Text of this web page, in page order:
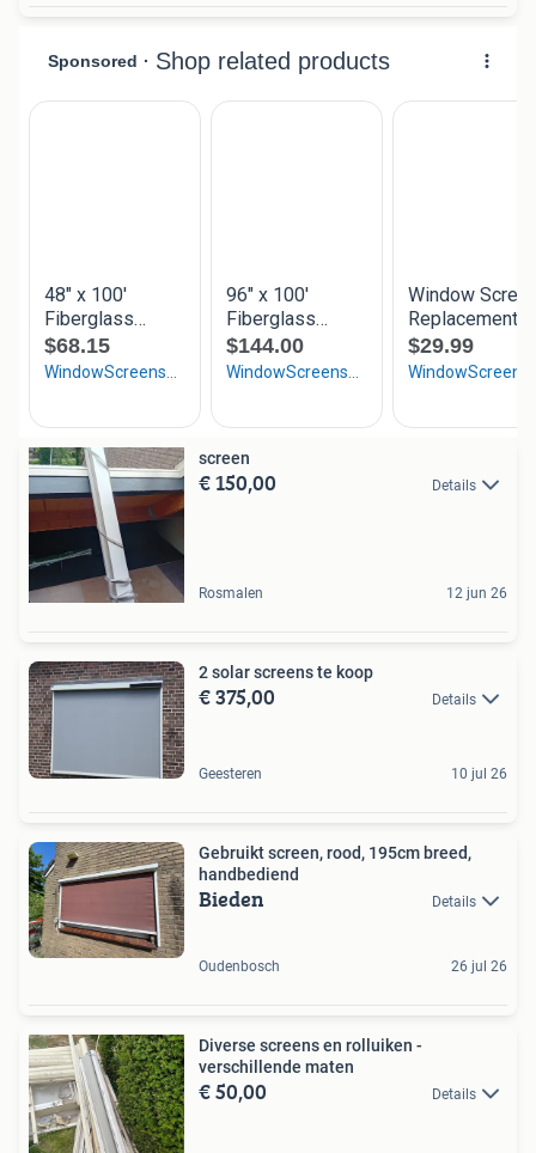
screen
€ 150,00 Details
Rosmalen 12 jun 26
2 solar screens te koop
€ 375,00 Details
Geesteren 10 jul 26
Gebruikt screen, rood, 195cm breed,
handbediend
Bieden Details
Oudenbosch 26 jul 26
Diverse screens en rolluiken -
verschillende maten
€ 50,00 Details